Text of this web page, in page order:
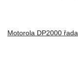
Motorola DP2000 řada